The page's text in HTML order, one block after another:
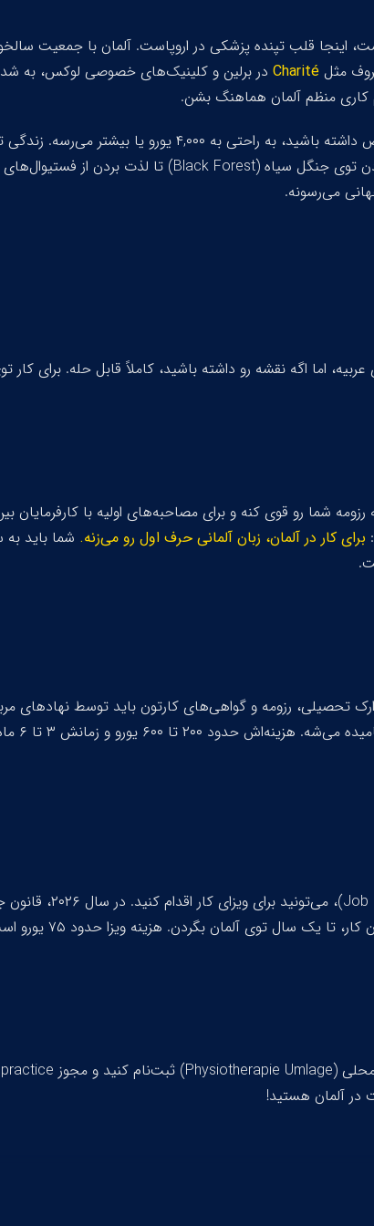
اینجا قلب تپنده پزشکی در اروپاست. آلمان با جمعیت
مثلCharité در برلین و کلینیک‌های خصوصی لوکس، به
منظم آلمان هماهنگ بشن.
حقوق اینجا از ۲,۵۰۰ یورو شروع میشه و اگه تخصص داشته
توی جنگل سیاه (Black Forest) تا لذت بردن از
می‌رسونه.
نقشه رو داشته باشید، کاملاً قابل حله. برای کار توی آلمان باید این ۴
رزومه شما رو قوی کنه و برای مصاحبه‌های اولیه با کارفرمایان
برای کار در آلمان، زبان آلمانی حرف اول رو می‌زنه. شما باید
تحصیلی، رزومه و گواهی‌های کارتون باید توسط نهادهای
Job)، می‌تونید برای ویزای کار اقدام کنید. در سال ۲۰۲۶، قانون جدید
یک سال توی آلمان بگردن. هزینه ویزا حدود ۷۵ یورو است.
محلی (Physiotherapie Umlage